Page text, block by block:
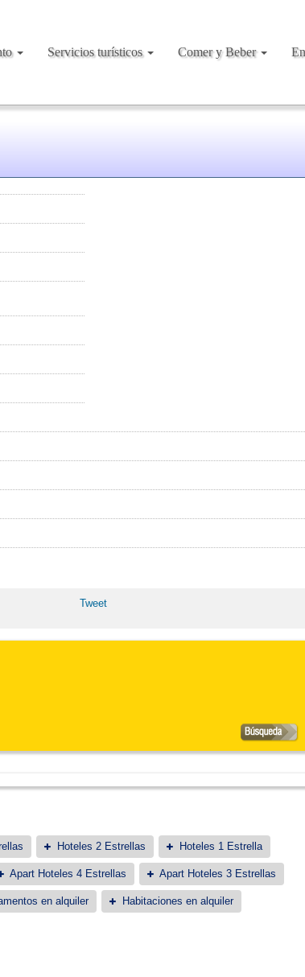
Servicios turísticos Comer y Beber
Tweet
Hoteles 2 Estrellas Hoteles 1 Estrella
Apart Hoteles 4 Estrellas Apart Hoteles 3 Estrellas
en alquiler Habitaciones en alquiler